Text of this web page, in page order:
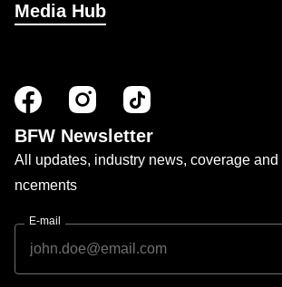
Media Hub
BFW Newsletter
All updates, industry news, coverage
ncements
E-mail